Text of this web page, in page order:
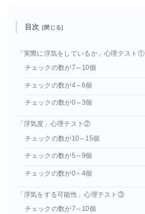
目次
「実際に浮気をしているか」心理テスト①
チェックの数が7～10個
チェックの数が4～6個
チェックの数が0～3個
「浮気度」心理テスト②
チェックの数が10～15個
チェックの数が5～9個
チェックの数が0～4個
「浮気をする可能性」心理テスト③
チェックの数が7～10個